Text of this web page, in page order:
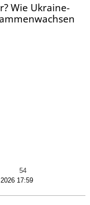
Wie Ukraine-
54
17:59